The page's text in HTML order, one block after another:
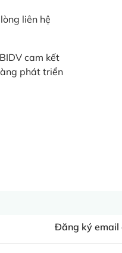
liên hệ
cam kết
phát triển
Đăng ký email